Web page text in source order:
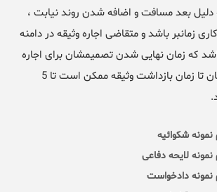
دلیل بعد مسافت و اضافه شدن روند نیابت ،
الی 5 روز کاری زمانبر باشد و متقاضی اجاره وثیقه در دامنه
که زمان نهایی شدن تصمیمشان برای اجاره
سند وثیقه شهرستان تا زمان بازداشت وثیقه ممکن است تا 5
شکوائیه
لایحه دفاعی
دادخواست